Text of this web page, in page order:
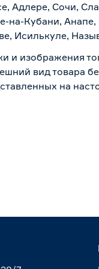
Адлере, Сочи,
на-Кубани,
Исилькуле,
и изображения
вид товара
на